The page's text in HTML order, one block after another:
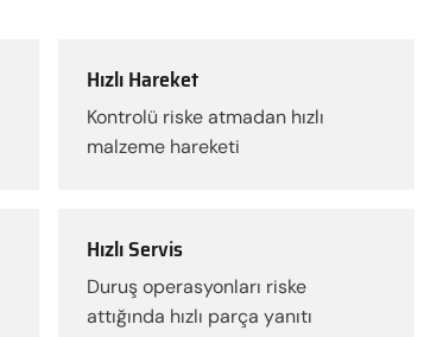
Hızlı Hareket
Kontrolü riske atmadan hızlı
malzeme hareketi
Hızlı Servis
Duruş operasyonları riske
attığında hızlı parça yanıtı